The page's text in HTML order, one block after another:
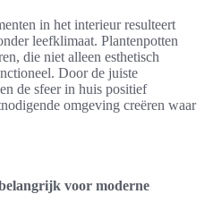
in het interieur resulteert
leefklimaat. Plantenpotten
die niet alleen esthetisch
Door de juiste
de sfeer in huis positief
omgeving creëren waar
voor moderne